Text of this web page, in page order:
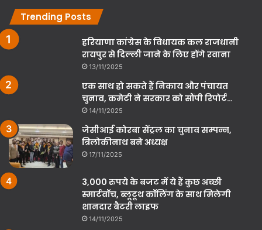
Trending Posts
हरियाणा कांग्रेस के विधायक कल राजधानी
रायपुर से दिल्ली जाने के लिए होंगे रवाना
13/11/2025
एक साथ हो सकते हैं निकाय और पंचायत
चुनाव, कमेटी ने सरकार को सौंपी रिपोर्ट…
14/11/2025
जेसीआई कोरबा सेंट्रल का चुनाव सम्पन्न,
त्रिलोकीनाथ बने अध्यक्ष
17/11/2025
3,000 रुपये के बजट में ये हैं कुछ अच्छी
स्मार्टवॉच, ब्लूटूथ कॉलिंग के साथ मिलेगी
शानदार बैटरी लाइफ
14/11/2025